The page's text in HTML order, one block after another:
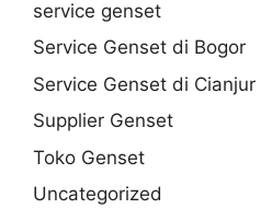
service genset
Service Genset di Bogor
Service Genset di Cianjur
Supplier Genset
Toko Genset
Uncategorized